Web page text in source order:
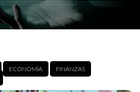
ECONOMÍA
FINANZAS